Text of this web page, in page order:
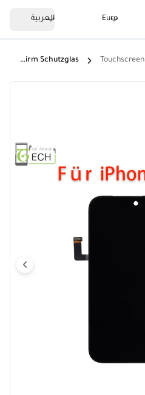
Euro العربية
Touchscreen
LCD Für IPhone 17 Pro Soft OLED Display Retina Touchscreen Bildschirm Schutzglas